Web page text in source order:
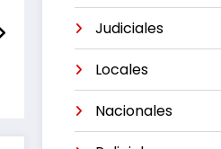
Judiciales
Locales
Nacionales